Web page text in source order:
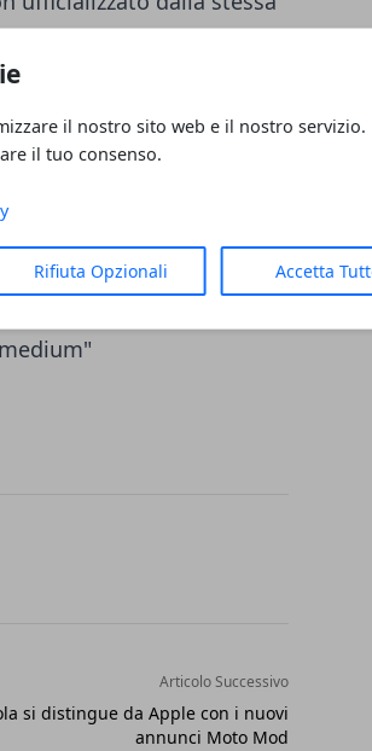
il nostro sito web e il nostro servizio.
il tuo consenso.
Rifiuta Opzionali Accetta
al fatto che la
appunto quasi l’1%
ancora più importante
numero di iPhone
e assoluti sempre
nuovo modello
potrebbero
Articolo Successivo
si distingue da Apple con i nuovi
annunci Moto Mod